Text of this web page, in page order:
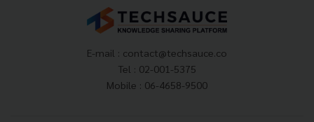
E-mail : contact@techsauce.co
Tel : 02-001-5375
Mobile : 06-4658-9500